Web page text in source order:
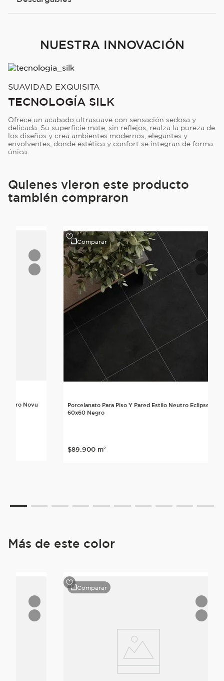
NUESTRA INNOVACIÓN
SUAVIDAD EXQUISITA
TECNOLOGÍA SILK
Ofrece un acabado ultrasuave con sensación sedosa y
delicada. Su superficie mate, sin reflejos, realza la pureza de
los diseños y crea ambientes modernos, elegantes y
envolventes, donde estética y confort se integran de forma
única.
Quienes vieron este producto
también compraron
Neutro Novu
Comparar
Porcelanato Para Piso Y Pared Estilo Neutro Eclipse
60x60 Negro
$89.900 m²
Más de este color
Comparar